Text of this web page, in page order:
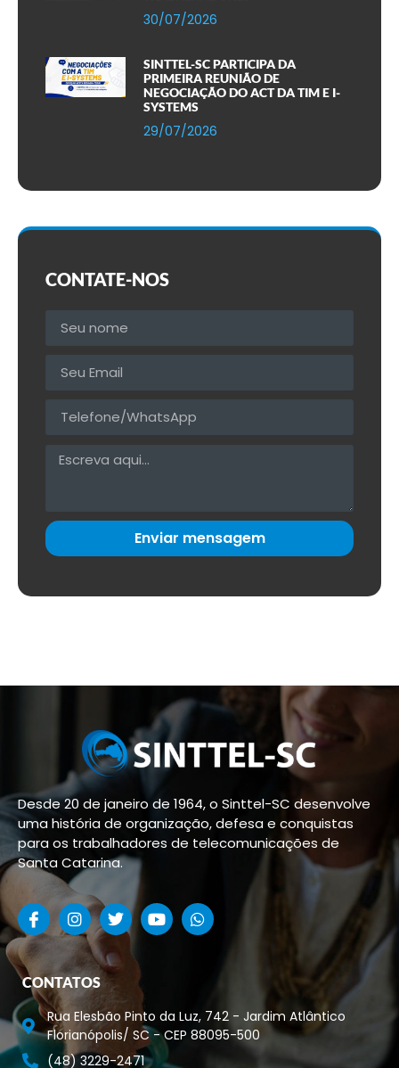
30/07/2026
SINTTEL-SC PARTICIPA DA
PRIMEIRA REUNIÃO DE
NEGOCIAÇÃO DO ACT DA TIM E I-
SYSTEMS
29/07/2026
CONTATE-NOS
Enviar mensagem
Desde 20 de janeiro de 1964, o Sinttel-SC desenvolve
uma história de organização, defesa e conquistas
para os trabalhadores de telecomunicações de
Santa Catarina.
CONTATOS
Rua Elesbão Pinto da Luz, 742 - Jardim Atlântico
Florianópolis/ SC - CEP 88095-500
(48) 3229-2471